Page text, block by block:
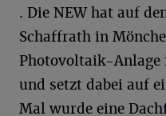
. Die NEW hat auf
Schaffrath in
Photovoltaik-Anlage
und setzt dabei auf
Mal wurde eine